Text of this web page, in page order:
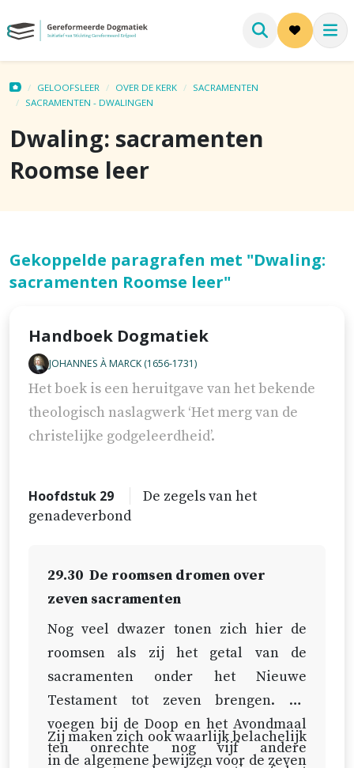
GELOOFSLEER OVER DE KERK
SACRAMENTEN
SACRAMENTEN - DWALINGEN
Dwaling: sacramenten
Roomse leer
Gekoppelde paragrafen met "Dwaling:
sacramenten Roomse leer"
Handboek Dogmatiek
JOHANNES À MARCK (1656-1731)
Het boek is een heruitgave van het bekende
theologisch naslagwerk ‘Het merg van de
christelijke godgeleerdheid’.
Hoofdstuk 29
De zegels van het
genadeverbond
29.30 De roomsen dromen over
zeven sacramenten
Nog veel dwazer tonen zich hier de
roomsen als zij het getal van de
sacramenten onder het Nieuwe
Testament tot zeven brengen. Zij
voegen bij de Doop en het Avondmaal
ten onrechte nog vijf andere
Zij maken zich ook waarlijk belachelijk
in de algemene bewijzen voor de zeven